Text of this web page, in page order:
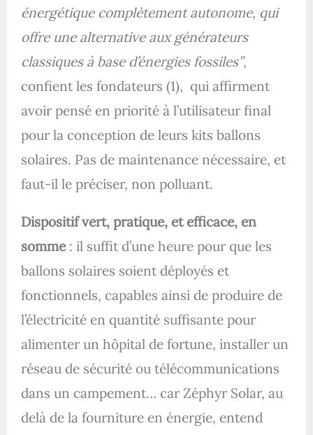
énergétique complètement autonome, qui
offre une alternative aux générateurs
classiques à base d’énergies fossiles”,
confient les fondateurs (1), qui affirment
avoir pensé en priorité à l’utilisateur final
pour la conception de leurs kits ballons
solaires. Pas de maintenance nécessaire, et
faut-il le préciser, non polluant.
Dispositif vert, pratique, et efficace, en
somme : il suffit d’une heure pour que les
ballons solaires soient déployés et
fonctionnels, capables ainsi de produire de
l’électricité en quantité suffisante pour
alimenter un hôpital de fortune, installer un
réseau de sécurité ou télécommunications
dans un campement… car Zéphyr Solar, au
delà de la fourniture en énergie, entend